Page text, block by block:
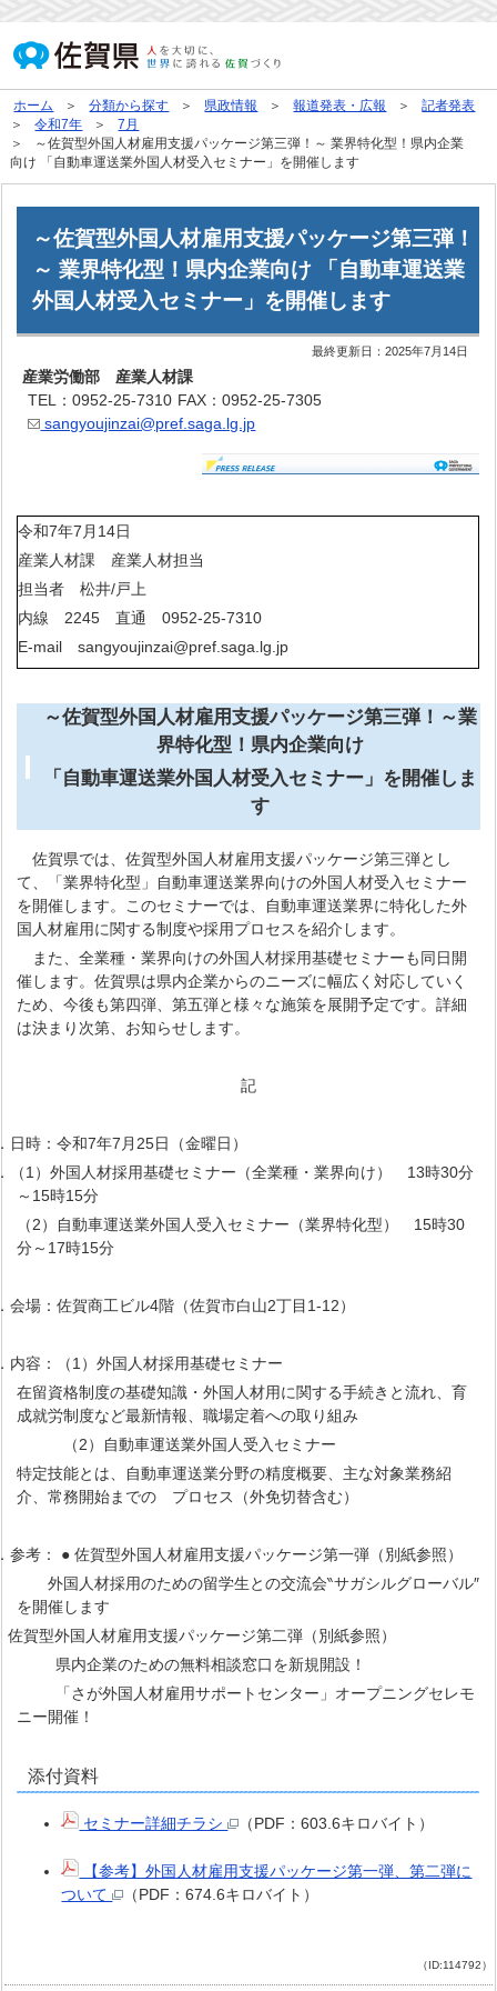
ホーム 分類から探す 県政情報 報道発表・広報
記者発表
令和7年
7月
～佐賀型外国人材雇用支援パッケージ第三弾！～ 業界特化型！県内企業
向け 「自動車運送業外国人材受入セミナー」を開催します
～佐賀型外国人材雇用支援パッケージ第三弾！
～ 業界特化型！県内企業向け 「自動車運送業
外国人材受入セミナー」を開催します
最終更新日：2025年7月14日
産業労働部 産業人材課
TEL：0952-25-7310 FAX：0952-25-7305
sangyoujinzai@pref.saga.lg.jp
令和7年7月14日
産業人材課 産業人材担当
担当者 松井/戸上
内線 2245 直通 0952-25-7310
E-mail sangyoujinzai@pref.saga.lg.jp
～佐賀型外国人材雇用支援パッケージ第三弾！～業
界特化型！県内企業向け
「自動車運送業外国人材受入セミナー」を開催しま
す
佐賀県では、佐賀型外国人材雇用支援パッケージ第三弾とし
て、「業界特化型」自動車運送業界向けの外国人材受入セミナー
を開催します。このセミナーでは、自動車運送業界に特化した外
国人材雇用に関する制度や採用プロセスを紹介します。
また、全業種・業界向けの外国人材採用基礎セミナーも同日開
催します。佐賀県は県内企業からのニーズに幅広く対応していく
ため、今後も第四弾、第五弾と様々な施策を展開予定です。詳細
は決まり次第、お知らせします。
記
日時：令和7年7月25日（金曜日）
（1）外国人材採用基礎セミナー（全業種・業界向け） 13時30分
～15時15分
（2）自動車運送業外国人受入セミナー（業界特化型） 15時30
分～17時15分
会場：佐賀商工ビル4階（佐賀市白山2丁目1-12）
内容：（1）外国人材採用基礎セミナー
度の基礎知識・外国人材用に関する手続きと流れ、育
成就労制度など最新情報、職場定着への取り組み
（2）自動車運送業外国人受入セミナー
は、自動車運送業分野の精度概要、主な対象業務紹
介、常務開始までの プロセス（外免切替含む）
参考： ● 佐賀型外国人材雇用支援パッケージ第一弾（別紙参照）
外国人材採用のための留学生との交流会‶サガシルグローバル″
を開催します
佐賀型外国人材雇用支援パッケージ第二弾（別紙参照）
県内企業のための無料相談窓口を新規開設！
「さが外国人材雇用サポートセンター」オープニングセレモ
ニー開催！
添付資料
セミナー詳細チラシ （PDF：603.6キロバイト）
【参考】外国人材雇用支援パッケージ第一弾、第二弾に
ついて
（PDF：674.6キロバイト）
（ID:114792）